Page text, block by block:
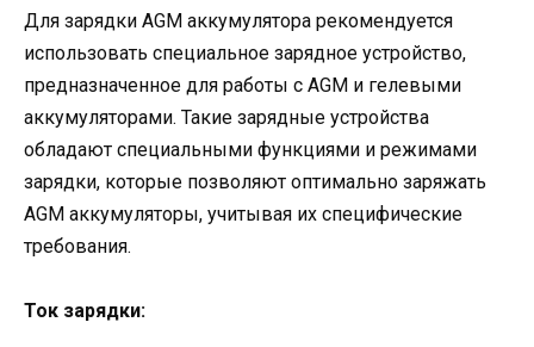
Для зарядки AGM аккумулятора рекомендуется
использовать специальное зарядное устройство,
предназначенное для работы с AGM и гелевыми
аккумуляторами. Такие зарядные устройства
обладают специальными функциями и режимами
зарядки, которые позволяют оптимально заряжать
AGM аккумуляторы, учитывая их специфические
требования.
Ток зарядки: